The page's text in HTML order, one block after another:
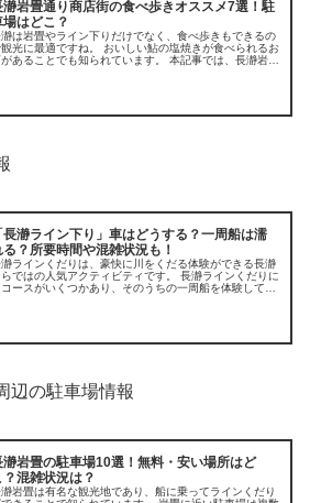
瀞岩畳通り商店街の食べ歩きオススメ7選！駐
場はどこ？
は岩畳やライン下りだけでなく、食べ歩きもできるの
光に最適ですね。 おいしい鮎の塩焼きが食べられるお
があることでも知られています。 本記事では、長瀞岩畳
長瀞ライン下り」車はどうする？一周船は濡
る？所要時間や混雑状況も！
ラインくだりは、豪快に川をくだる体験ができる長瀞
ではの人気アクティビティです。 長瀞ラインくだりに
ースがいくつかあり、そのうちの一周船を体験してき
辺の駐車場情報
瀞岩畳の駐車場10選！無料・安い場所はど
？混雑状況は？
岩畳は有名な観光地であり、船に乗ってラインくだり